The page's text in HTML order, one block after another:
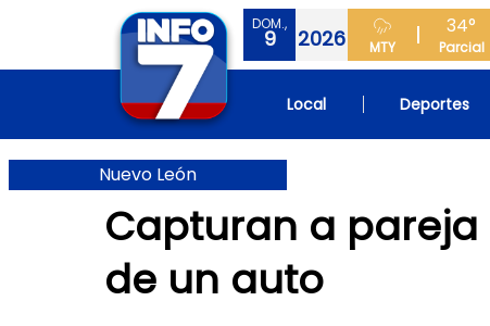
DOM.,
9 2026 MTY
34°
Parcial
Local Deportes
Nuevo León
Capturan a
de un auto